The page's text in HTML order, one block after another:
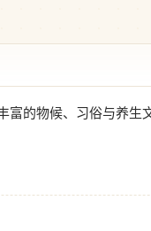
的物候、习俗与养